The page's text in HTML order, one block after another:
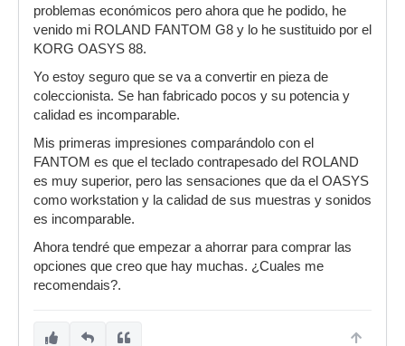
problemas económicos pero ahora que he podido, he
venido mi ROLAND FANTOM G8 y lo he sustituido por el
KORG OASYS 88.
Yo estoy seguro que se va a convertir en pieza de
coleccionista. Se han fabricado pocos y su potencia y
calidad es incomparable.
Mis primeras impresiones comparándolo con el
FANTOM es que el teclado contrapesado del ROLAND
es muy superior, pero las sensaciones que da el OASYS
como workstation y la calidad de sus muestras y sonidos
es incomparable.
Ahora tendré que empezar a ahorrar para comprar las
opciones que creo que hay muchas. ¿Cuales me
recomendais?.